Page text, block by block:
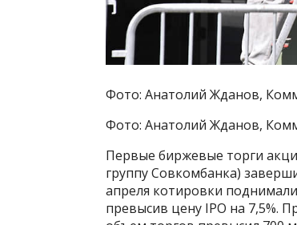
Фото: Анатолий Жданов,
Фото: Анатолий Жданов,
Первые биржевые торги
группу Совкомбанка)
апреля котировки
превысив цену IPO на 7,5%.